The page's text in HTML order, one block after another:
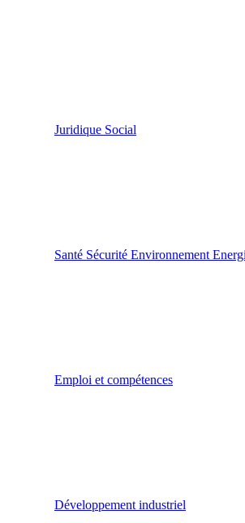
Juridique Social
Santé Sécurité Environnement
Emploi et compétences
Développement industriel